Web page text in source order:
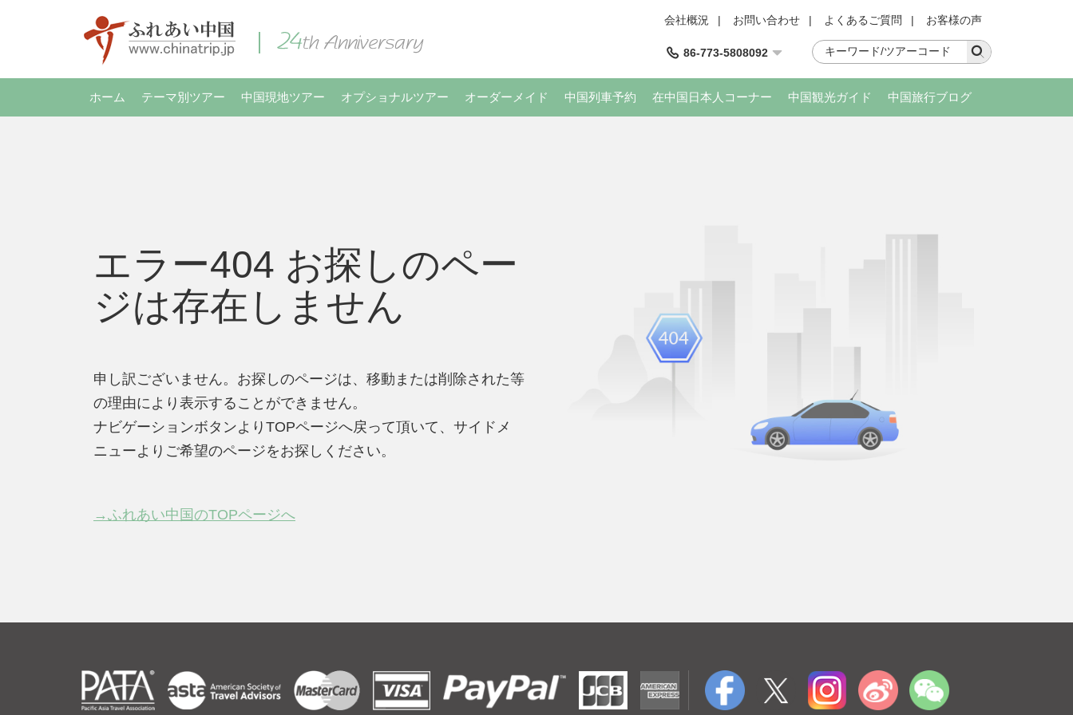
会社概況 | お問い合わせ | よくあるご質問 | お客様の声
86-773-5808092
ホーム テーマ別ツアー 中国現地ツアー オプショナルツアー オーダーメイド 中国列車予約 在中国日本人コーナー 中国観光ガイド 中国旅行ブログ
エラー404 お探しのペー
ジは存在しません
申し訳ございません。お探しのページは、移動または削除された等
の理由により表示することができません。
ナビゲーションボタンよりTOPページへ戻って頂いて、サイドメ
ニューよりご希望のページをお探しください。
→ふれあい中国のTOPページへ